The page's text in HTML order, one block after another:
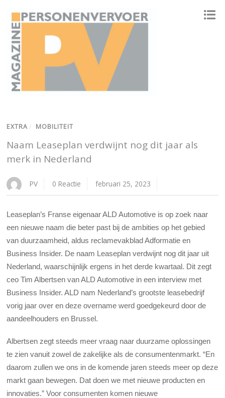
EXTRA / MOBILITEIT
Naam Leaseplan verdwijnt nog dit jaar als
merk in Nederland
PV 0 Reactie februari 25, 2023
Leaseplan’s Franse eigenaar ALD Automotive is op zoek naar
een nieuwe naam die beter past bij de ambities op het gebied
van duurzaamheid, aldus reclamevakblad Adformatie en
Business Insider. De naam Leaseplan verdwijnt nog dit jaar uit
Nederland, waarschijnlijk ergens in het derde kwartaal. Dit zegt
ceo Tim Albertsen van ALD Automotive in een interview met
Business Insider. ALD nam Nederland’s grootste leasebedrijf
vorig jaar over en deze overname werd goedgekeurd door de
aandeelhouders en Brussel.
Albertsen zegt steeds meer vraag naar duurzame oplossingen
te zien vanuit zowel de zakelijke als de consumentenmarkt. “En
daarom zullen we ons in de komende jaren steeds meer op deze
markt gaan bewegen. Dat doen we met nieuwe producten en
innovaties.” Voor consumenten komen nieuwe